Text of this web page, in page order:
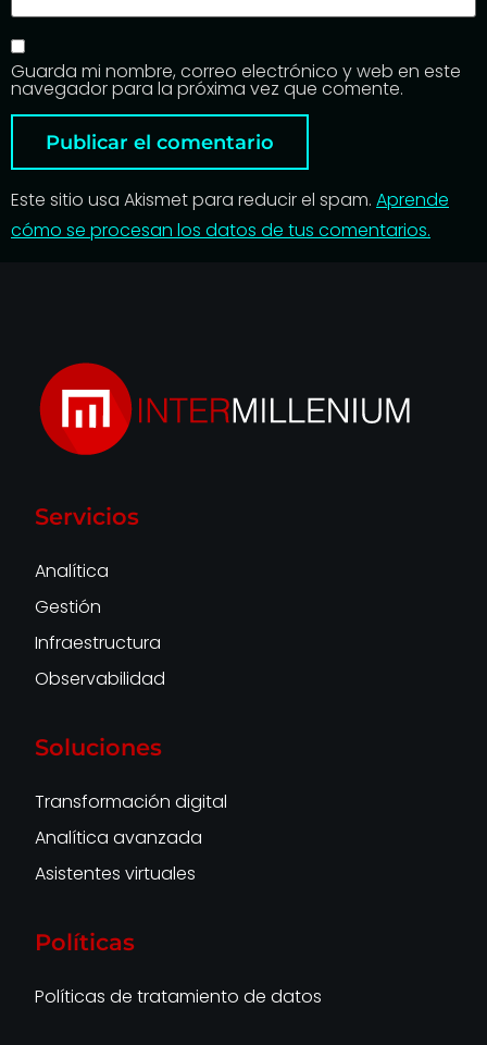
Guarda mi nombre, correo electrónico y web en este
navegador para la próxima vez que comente.
Este sitio usa Akismet para reducir el spam. Aprende
cómo se procesan los datos de tus comentarios.
Servicios
Analítica
Gestión
Infraestructura
Observabilidad
Soluciones
Transformación digital
Analítica avanzada
Asistentes virtuales
Políticas
Políticas de tratamiento de datos